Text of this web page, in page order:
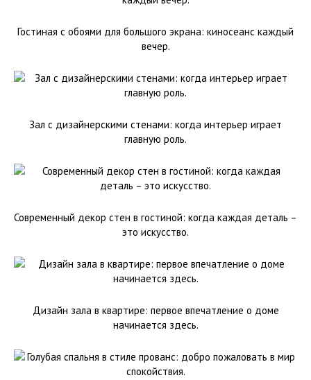
Гостиная с обоями для большого экрана: киносеанс каждый
вечер.
Зал с дизайнерскими стенами: когда интерьер играет
главную роль.
Современный декор стен в гостиной: когда каждая деталь –
это искусство.
Дизайн зала в квартире: первое впечатление о доме
начинается здесь.